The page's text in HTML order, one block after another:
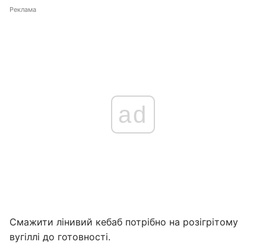
Реклама
ad
Смажити лінивий кебаб потрібно на розігрітому
вугіллі до готовності.